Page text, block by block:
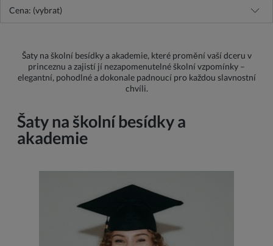
Cena: (vybrat)
Šaty na školní besídky a akademie, které promění vaší dceru v
princeznu a zajistí jí nezapomenutelné školní vzpomínky –
elegantní, pohodlné a dokonale padnoucí pro každou slavnostní
chvíli.
Šaty na školní besídky a
akademie